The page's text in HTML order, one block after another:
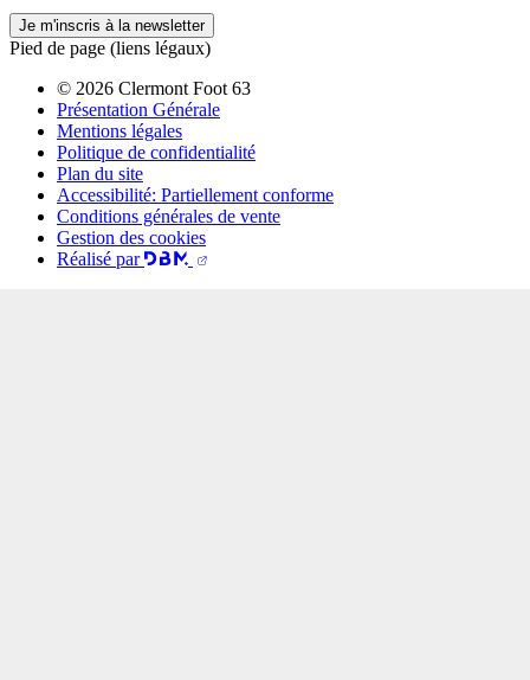
Je m'inscris à la newsletter
Pied de page (liens légaux)
© 2026 Clermont Foot 63
Présentation Générale
Mentions légales
Politique de confidentialité
Plan du site
Accessibilité: Partiellement conforme
Conditions générales de vente
Gestion des cookies
Réalisé par